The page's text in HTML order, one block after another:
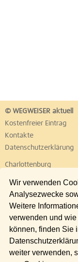
Wir verwenden
Analysezwecke
Weitere
verwenden und
können, finden Sie
weiter verwenden,
© WEGWEISER aktuell
Kostenfreier Eintrag
Kontakte
Datenschutzerklärung
Charlottenburg
Lichtenberg
Pankow
Reinickendorf
Spandau